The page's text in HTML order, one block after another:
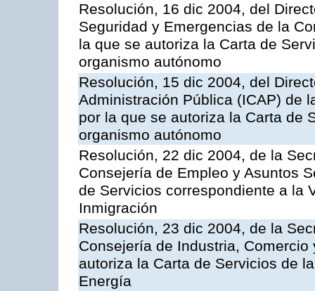
Resolución, 16 dic 2004, del
Seguridad y Emergencias de la
la que se autoriza la Carta de
organismo autónomo
Resolución, 15 dic 2004, del
Administración Pública (ICAP) de
por la que se autoriza la Carta de
organismo autónomo
Resolución, 22 dic 2004, de la
Consejería de Empleo y Asuntos
de Servicios correspondiente a la
Inmigración
Resolución, 23 dic 2004, de la
Consejería de Industria,
autoriza la Carta de Servicios de
Energía